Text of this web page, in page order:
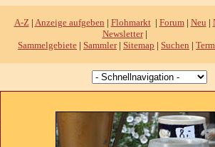
A-Z| Anzeige aufgeben | Flohmarkt| Forum| Neu |
Newsletter|
Sammelgebiete | Sammler| Sitemap | Suchen |